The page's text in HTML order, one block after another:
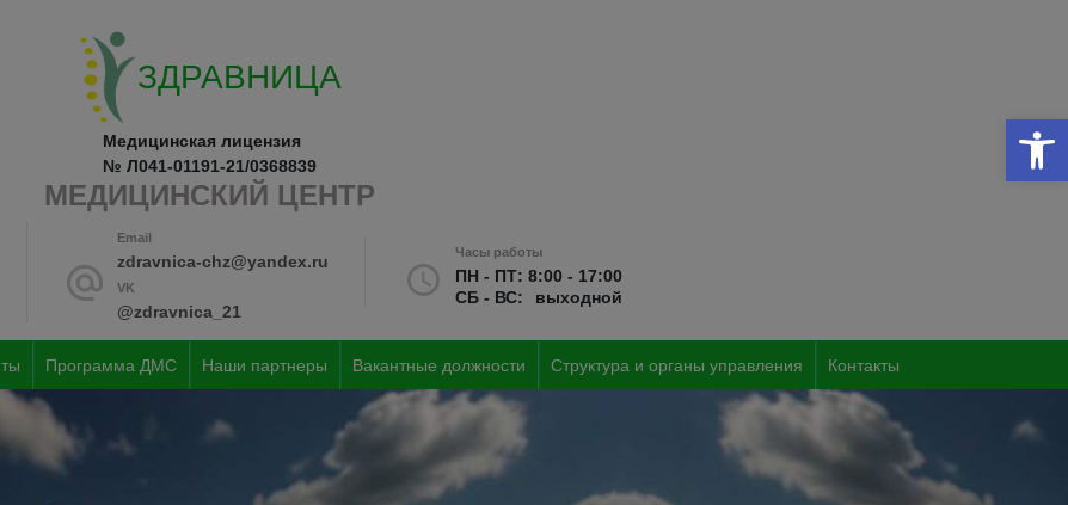
ЗДРАВНИЦА
Медицинская лицензия
№ Л041-01191-21/0368839
МЕДИЦИНСКИЙ ЦЕНТР
Email
zdravnica-chz@yandex.ru
VK
@zdravnica_21
Часы работы
ПН - ПТ: 8:00 - 17:00
СБ - ВС:
выходной
Программа ДМС Наши партнеры Вакантные должности Структура и органы управления Контакты